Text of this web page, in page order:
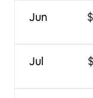
Jun
Jul